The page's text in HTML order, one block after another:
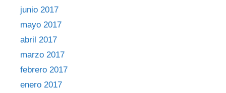
junio 2017
mayo 2017
abril 2017
marzo 2017
febrero 2017
enero 2017